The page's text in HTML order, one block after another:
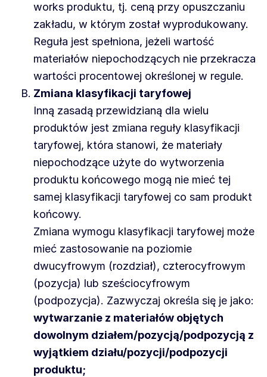
works produktu, tj. ceną przy opuszczaniu
zakładu, w którym został wyprodukowany.
Reguła jest spełniona, jeżeli wartość
materiałów niepochodzących nie przekracza
wartości procentowej określonej w regule.
Zmiana klasyfikacji taryfowej
Inną zasadą przewidzianą dla wielu
produktów jest zmiana reguły klasyfikacji
taryfowej, która stanowi, że materiały
niepochodzące użyte do wytworzenia
produktu końcowego mogą nie mieć tej
samej klasyfikacji taryfowej co sam produkt
końcowy.
Zmiana wymogu klasyfikacji taryfowej może
mieć zastosowanie na poziomie
dwucyfrowym (rozdział), czterocyfrowym
(pozycja) lub sześciocyfrowym
(podpozycja). Zazwyczaj określa się je jako:
wytwarzanie z materiałów objętych
dowolnym działem/pozycją/podpozycją z
wyjątkiem działu/pozycji/podpozycji
produktu;